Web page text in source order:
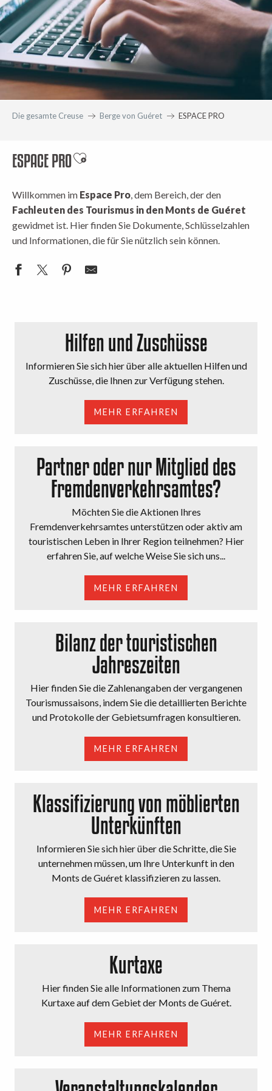
Die gesamte Creuse Berge von Guéret ESPACE PRO
ESPACE PROAjouter aux favoris
Willkommen im Espace Pro, dem Bereich, der den
Fachleuten des Tourismus in den Monts de Guéret
gewidmet ist. Hier finden Sie Dokumente, Schlüsselzahlen
und Informationen, die für Sie nützlich sein können.
Hilfen und Zuschüsse
Informieren Sie sich hier über alle aktuellen Hilfen und
Zuschüsse, die Ihnen zur Verfügung stehen.
MEHR ERFAHREN
Partner oder nur Mitglied des
Fremdenverkehrsamtes?
Möchten Sie die Aktionen Ihres
Fremdenverkehrsamtes unterstützen oder aktiv am
touristischen Leben in Ihrer Region teilnehmen? Hier
erfahren Sie, auf welche Weise Sie sich uns...
MEHR ERFAHREN
Bilanz der touristischen
Jahreszeiten
Hier finden Sie die Zahlenangaben der vergangenen
Tourismussaisons, indem Sie die detaillierten Berichte
und Protokolle der Gebietsumfragen konsultieren.
MEHR ERFAHREN
Klassifizierung von möblierten
Unterkünften
Informieren Sie sich hier über die Schritte, die Sie
unternehmen müssen, um Ihre Unterkunft in den
Monts de Guéret klassifizieren zu lassen.
MEHR ERFAHREN
Kurtaxe
Hier finden Sie alle Informationen zum Thema
Kurtaxe auf dem Gebiet der Monts de Guéret.
MEHR ERFAHREN